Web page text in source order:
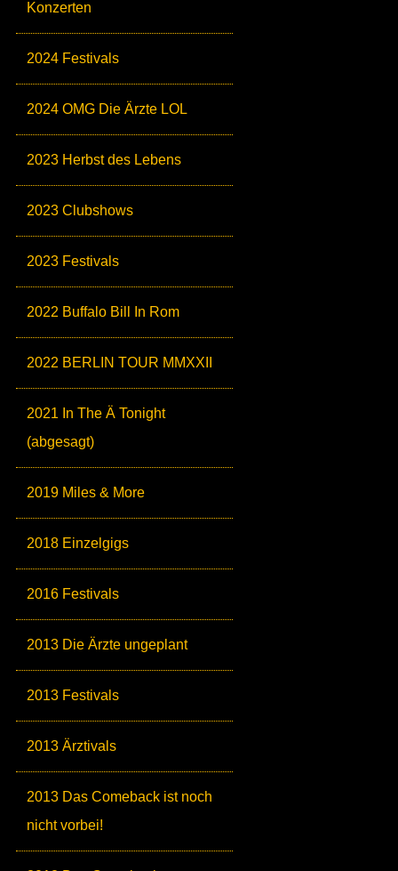
Konzerten
2024 Festivals
2024 OMG Die Ärzte LOL
2023 Herbst des Lebens
2023 Clubshows
2023 Festivals
2022 Buffalo Bill In Rom
2022 BERLIN TOUR MMXXII
2021 In The Ä Tonight
(abgesagt)
2019 Miles & More
2018 Einzelgigs
2016 Festivals
2013 Die Ärzte ungeplant
2013 Festivals
2013 Ärztivals
2013 Das Comeback ist noch
nicht vorbei!